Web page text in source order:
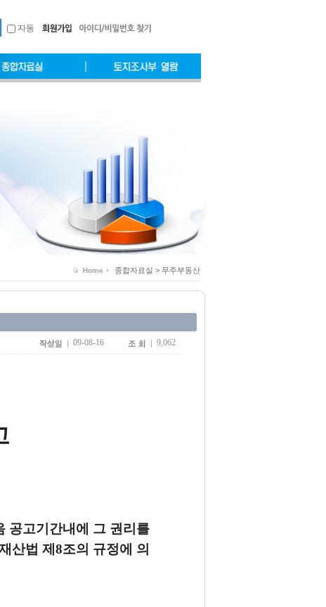
자동
종합자료실 > 무주부동산
09-08-16 9,062
공고기간내에 그 권리를
산법 제8조의 규정에 의